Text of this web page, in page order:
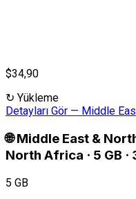
$34,90
↻ Yükleme
Detayları Gör — Middle
🌐 Middle East &
North Africa · 5 GB ·
5 GB